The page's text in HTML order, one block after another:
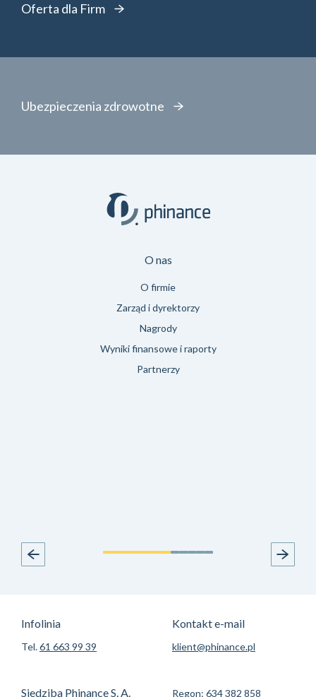
Oferta dla Firm
Ubezpieczenia zdrowotne
O nas
O firmie
Zarząd i dyrektorzy
Nagrody
Wyniki finansowe i raporty
Partnerzy
Infolinia
Tel.61 663 99 39
Kontakt e-mail
klient@phinance.pl
Siedziba Phinance S. A. Regon: 634 382 858